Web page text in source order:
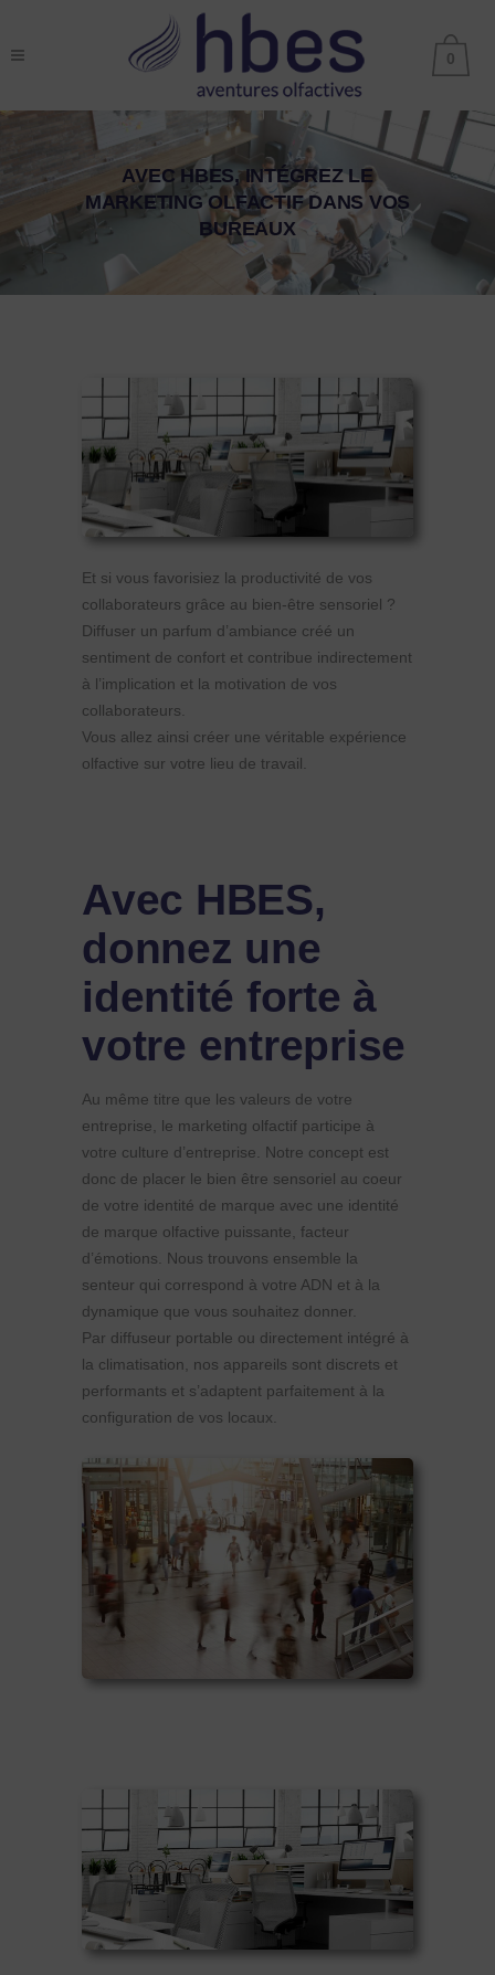
0
AVEC HBES, INTÉGREZ LE
MARKETING OLFACTIF DANS VOS
BUREAUX
Et si vous favorisiez la productivité de vos
collaborateurs grâce au bien-être sensoriel ?
Diffuser un parfum d’ambiance créé un
sentiment de confort et contribue indirectement
à l’implication et la motivation de vos
collaborateurs.
Vous allez ainsi créer une véritable expérience
olfactive sur votre lieu de travail.
Avec HBES,
donnez une
identité forte à
votre entreprise
Au même titre que les valeurs de votre
entreprise, le marketing olfactif participe à
votre culture d’entreprise. Notre concept est
donc de placer le bien être sensoriel au coeur
de votre identité de marque avec une identité
de marque olfactive puissante, facteur
d’émotions. Nous trouvons ensemble la
senteur qui correspond à votre ADN et à la
dynamique que vous souhaitez donner.
Par diffuseur portable ou directement intégré à
la climatisation, nos appareils sont discrets et
performants et s’adaptent parfaitement à la
configuration de vos locaux.